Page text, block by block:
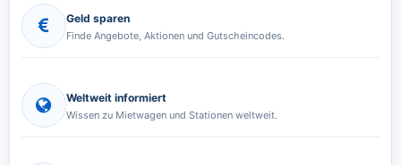
Geld sparen
Finde Angebote, Aktionen und Gutscheincodes.
Weltweit informiert
Wissen zu Mietwagen und Stationen weltweit.